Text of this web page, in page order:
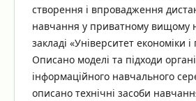
створення і впровадження
навчання у приватному вищому
закладі «Університет економіки
Описано моделі та підходи
інформаційного навчального
описано технічні засоби